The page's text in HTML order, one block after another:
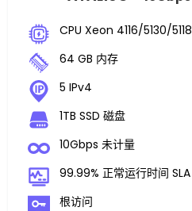
CPU Xeon 4116/5130/5118
64 GB 内存
5 IPv4
1TB SSD 磁盘
10Gbps 未计量
99.99% 正常运行时间 SLA
根访问